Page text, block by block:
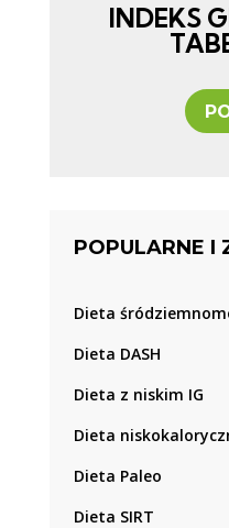
INDEKS
POPULARNE I
Dieta
Dieta DASH
Dieta z niskim IG
Dieta
Dieta Paleo
Dieta SIRT